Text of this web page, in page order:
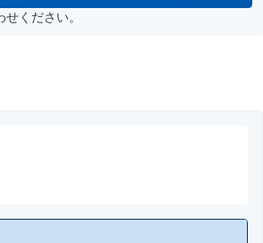
ください。